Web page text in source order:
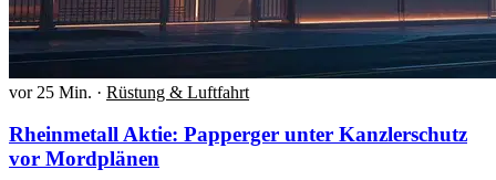
vor 25 Min. · Rüstung & Luftfahrt
Rheinmetall Aktie: Papperger unter Kanzlerschutz
vor Mordplänen